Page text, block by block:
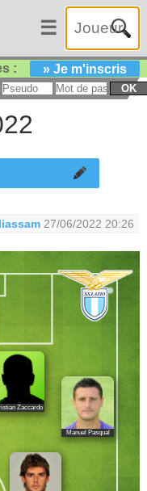
☰
: » Je m'inscris
: OK
27/06/2022 20:26
Zaccardo
Manuel Pasqual